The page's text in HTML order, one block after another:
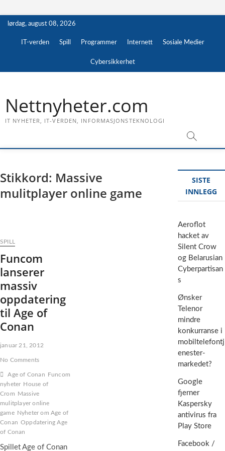
Skip
content
lørdag, august 08, 2026
IT-verden Spill Programmer Internett Sosiale Medier
Cybersikkerhet
Nettnyheter.com
IT NYHETER, IT-VERDEN, INFORMASJONSTEKNOLOGI
Stikkord: Massive
mulitplayer online game
SPILL
Funcom
lanserer
massiv
oppdatering
til Age of
Conan
januar 21, 2012
No Comments
Age of Conan Funcom
nyheter House of
Crom Massive
mulitplayer online
game Nyheter om Age of
Conan Oppdatering Age
of Conan
Spillet Age of Conan
SISTE
INNLEGG
Aeroflot
hacket av
Silent Crow
og Belarusian
Cyberpartisan
s
Ønsker
Telenor
mindre
konkurranse i
mobiltelefontj
enester-
markedet?
Google
fjerner
Kaspersky
antivirus fra
Play Store
Facebook /